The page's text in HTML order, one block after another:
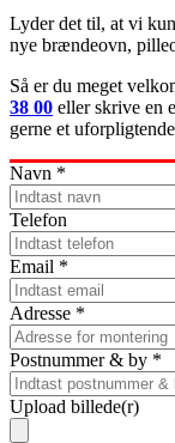
Lyder det til, at vi
nye brændeovn,
Så er du meget
38 00 eller skrive en
gerne et
Navn *
Telefon
Email *
Adresse *
Postnummer & by *
Upload billede(r)